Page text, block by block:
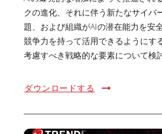
クの進化、それに伴う新たなサイバ
題、および組織がAIの潜在能力を安
競争力を持って活用できるようにす
考慮すべき戦略的な要素について検
ダウンロードする